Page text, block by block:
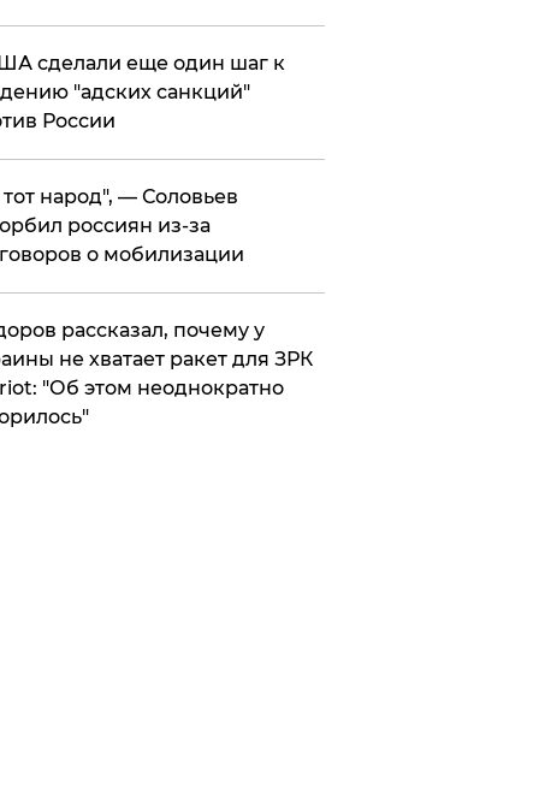
сделали еще один шаг к
"адских санкций"
России
народ", — Соловьев
россиян из-за
о мобилизации
рассказал, почему у
не хватает ракет для ЗРК
"Об этом неоднократно